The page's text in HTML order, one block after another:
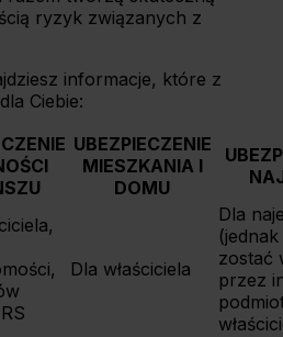
ryzyk związanych z
informacje, które z
Ciebie:
UBEZPIECZENIE
MIESZKANIA I
DOMU
Dla właściciela
Dla
zostać
przez